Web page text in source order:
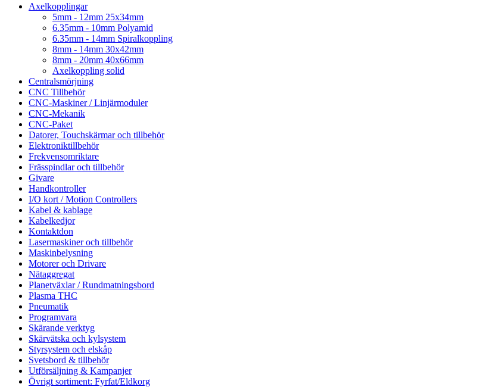
Axelkopplingar
5mm - 12mm 25x34mm
6.35mm - 10mm Polyamid
6.35mm - 14mm Spiralkoppling
8mm - 14mm 30x42mm
8mm - 20mm 40x66mm
Axelkoppling solid
Centralsmörjning
CNC Tillbehör
CNC-Maskiner / Linjärmoduler
CNC-Mekanik
CNC-Paket
Datorer, Touchskärmar och tillbehör
Elektroniktillbehör
Frekvensomriktare
Frässpindlar och tillbehör
Givare
Handkontroller
I/O kort / Motion Controllers
Kabel & kablage
Kabelkedjor
Kontaktdon
Lasermaskiner och tillbehör
Maskinbelysning
Motorer och Drivare
Nätaggregat
Planetväxlar / Rundmatningsbord
Plasma THC
Pneumatik
Programvara
Skärande verktyg
Skärvätska och kylsystem
Styrsystem och elskåp
Svetsbord & tillbehör
Utförsäljning & Kampanjer
Övrigt sortiment: Fyrfat/Eldkorg